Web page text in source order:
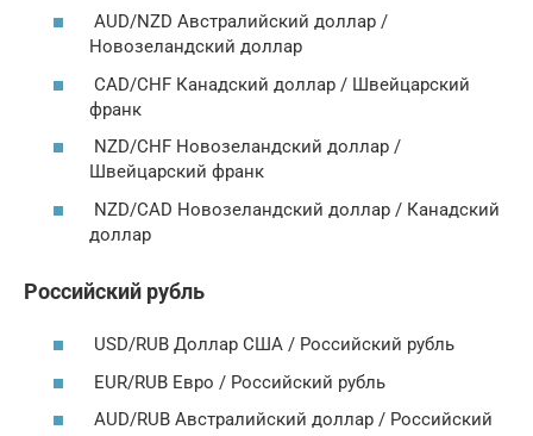
AUD/NZD Австралийский доллар /
Новозеландский доллар
CAD/CHF Канадский доллар / Швейцарский
франк
NZD/CHF Новозеландский доллар /
Швейцарский франк
NZD/CAD Новозеландский доллар / Канадский
доллар
Российский рубль
USD/RUB Доллар США / Российский рубль
EUR/RUB Евро / Российский рубль
AUD/RUB Австралийский доллар / Российский